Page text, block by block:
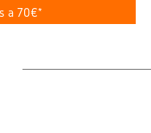
a 70€*